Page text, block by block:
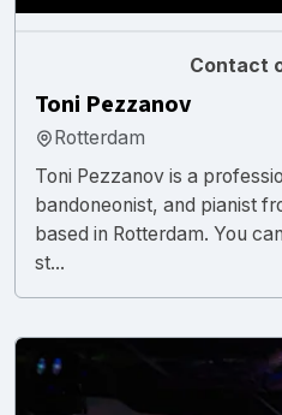
Contact
Toni Pezzanov
Rotterdam
Toni Pezzanov is a
bandoneonist, and pianist
based in Rotterdam. You
st...